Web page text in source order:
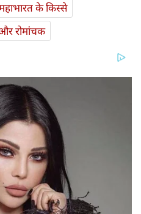
के किस्से
रोमांचक